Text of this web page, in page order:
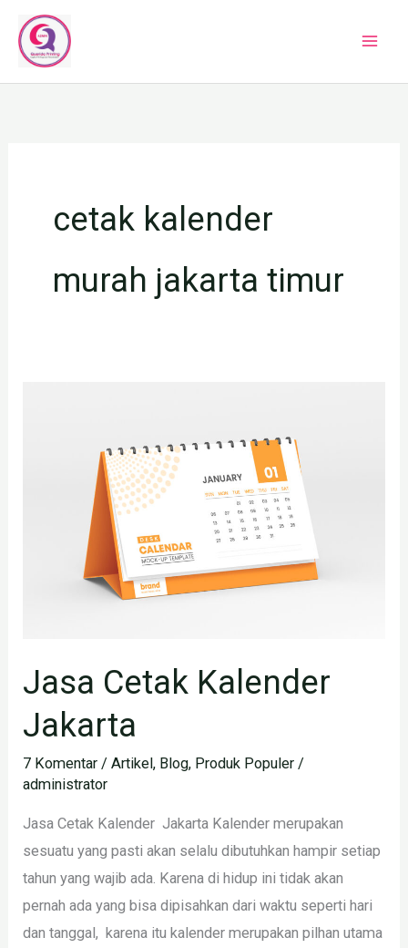
Lewati
konten
cetak kalender
murah jakarta timur
Jasa Cetak Kalender
Jakarta
7 Komentar /Artikel, Blog, Produk Populer /
administrator
Jasa Cetak Kalender Jakarta Kalender merupakan
sesuatu yang pasti akan selalu dibutuhkan hampir setiap
tahun yang wajib ada. Karena di hidup ini tidak akan
pernah ada yang bisa dipisahkan dari waktu seperti hari
dan tanggal, karena itu kalender merupakan pilhan utama